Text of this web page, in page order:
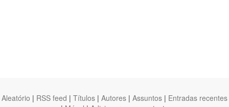
Aleatório | RSS feed | Títulos | Autores | Assuntos | Entradas recentes